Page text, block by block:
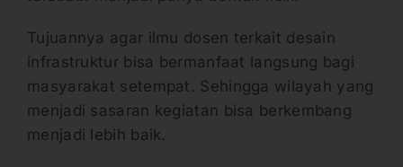
Tujuannya agar ilmu dosen terkait desain
infrastruktur bisa bermanfaat langsung bagi
masyarakat setempat. Sehingga wilayah yang
menjadi sasaran kegiatan bisa berkembang
menjadi lebih baik.